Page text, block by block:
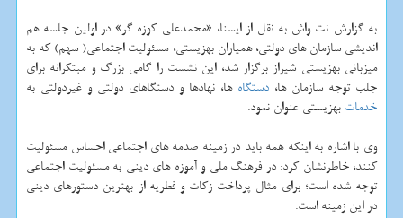
به گزارش نت واش به نقل از ایسنا، «محمدعلی كوزه گر» در اولین جلسه هم
اندیشی سازمان های دولتی، همیاران بهزیستی، مسئولیت اجتماعی( سهم) كه به
میزبانی بهزیستی شیراز برگزار شد، این نشست را گامی بزرگ و مبتكرانه برای
جلب توجه سازمان ها، دستگاه ها، نهادها و دستگاهای دولتی و غیردولتی به
خدمات بهزیستی عنوان نمود.
وی با اشاره به اینكه همه باید در زمینه صدمه های اجتماعی احساس مسئولیت
كنند، خاطرنشان كرد: در فرهنگ ملی و آموزه های دینی به مسئولیت اجتماعی
توجه شده است؛ برای مثال پرداخت زكات و فطریه از بهترین دستورهای دینی
در این زمینه است.